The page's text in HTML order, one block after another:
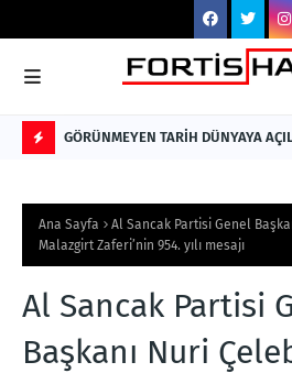
L
A
S
H
GÖRÜNMEYEN TARİH DÜNYAYA AÇILIYOR Roman
Buluştu
Ana Sayfa
Al Sancak Partisi Genel
Malazgirt Zaferi’nin 954. yılı mesajı
Al Sancak Partisi
Başkanı Nuri